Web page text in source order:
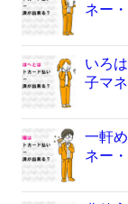
ネー
いろ
子マ
一軒
ネー